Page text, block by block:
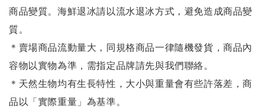
商品變質。海鮮退冰請以流水退冰方式，避免造成商品變
質。
＊賣場商品流動量大，同規格商品一律隨機發貨，商品內
容物以實物為準，需指定品牌請先與我們聯絡。
＊天然生物均有生長特性，大小與重量會有些許落差，商
品以「實際重量」為基準。